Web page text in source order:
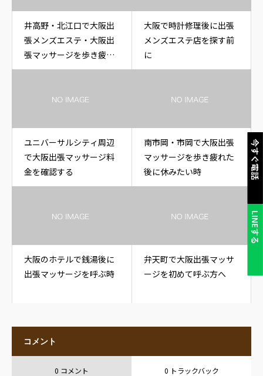
今すぐ電話
LINEする
井高野・北江口で大阪出
張メンズエステ・大阪出
張マッサージを歩き疲れ
た後に休みたい時
大阪で時計修理後に出張
メンズエステ店を探す前
に
ユニバーサルシティ周辺
で大阪出張マッサージ料
金を確認する
南市岡・市岡で大阪出張
マッサージを歩き疲れた
後に休みたい時
大阪のホテルで銭湯後に
出張マッサージを呼ぶ時
弁天町で大阪出張マッサ
ージを初めて呼ぶ方へ
コメント
0 コメント 0 トラックバック